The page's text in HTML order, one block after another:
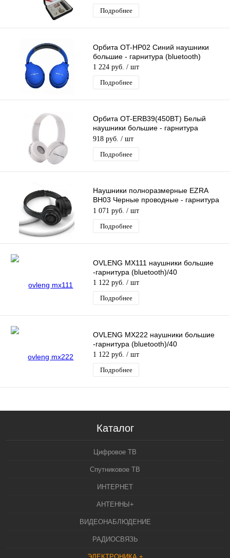
Подробнее
Орбита OT-HP02 Синий наушники
большие - гарнитура (bluetooth)
1 224 руб. / шт
Подробнее
Орбита OT-ERB39(450BT) Белый
наушники большие - гарнитура
(bluetooth,FM,TF)
918 руб. / шт
Подробнее
Наушники полноразмерные EZRA
BH03 Черные проводные - гарнитура
(микрофон, кабель 1,2м, 3,5мм)
1 071 руб. / шт
Подробнее
OVLENG MX111 наушники большие
-гарнитура (bluetooth)/40
1 122 руб. / шт
Подробнее
OVLENG MX222 наушники большие
-гарнитура (bluetooth)/40
1 122 руб. / шт
Подробнее
Каталог
Цифровое ТВ
Спутниковое ТВ
ИНТЕРНЕТ
АНТЕННЫ+
ВИДЕОНАБЛЮДЕНИЕ
РАДИОСВЯЗЬ